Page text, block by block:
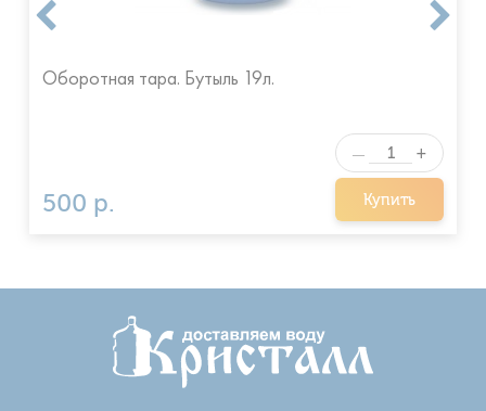
Оборотная тара. Бутыль 19л.
500 р. Купить
— +